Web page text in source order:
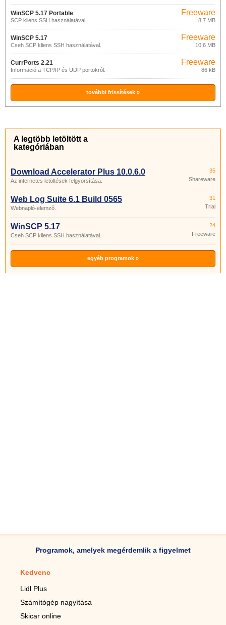
WinSCP 5.17 Portable
SCP kliens SSH használatával.
Freeware
8,7 MB
WinSCP 5.17
Cseh SCP kliens SSH használatával.
Freeware
10,6 MB
CurrPorts 2.21
Információ a TCP/IP és UDP portokról.
Freeware
86 kB
további frissítések »
A legtöbb letöltött a
kategóriában
Download Accelerator Plus 10.0.6.0
Az internetes letöltések felgyorsítása.
35
Shareware
Web Log Suite 6.1 Build 0565
Webnapló-elemző.
31
Trial
WinSCP 5.17
Cseh SCP kliens SSH használatával.
24
Freeware
egyéb programok »
Programok, amelyek megérdemlik a figyelmet
Kedvenc
Lidl Plus
Számítógép nagyítása
Skicar online